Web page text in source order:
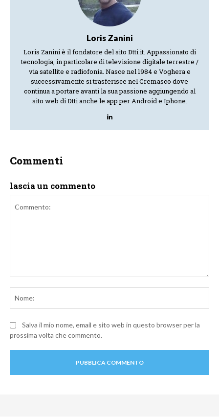
Loris Zanini
Loris Zanini è il fondatore del sito Dtti.it. Appassionato di
tecnologia, in particolare di televisione digitale terrestre /
via satellite e radiofonia. Nasce nel 1984 e Voghera e
successivamente si trasferisce nel Cremasco dove
continua a portare avanti la sua passione aggiungendo al
sito web di Dtti anche le app per Android e Iphone.
Commenti
lascia un commento
Salva il mio nome, email e sito web in questo browser per la
prossima volta che commento.